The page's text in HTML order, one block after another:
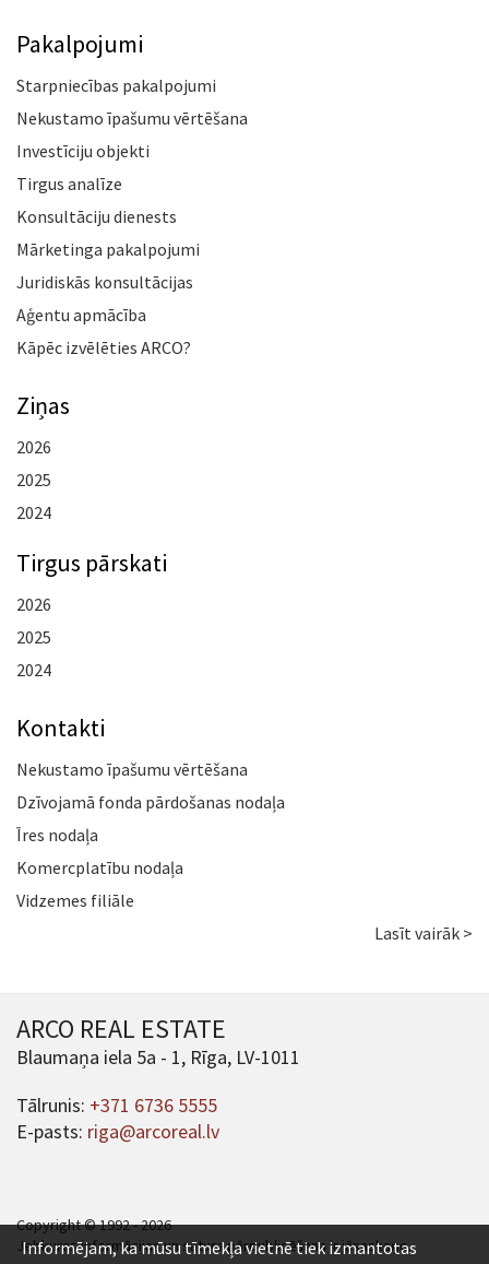
Pakalpojumi
Starpniecības pakalpojumi
Nekustamo īpašumu vērtēšana
Investīciju objekti
Tirgus analīze
Konsultāciju dienests
Mārketinga pakalpojumi
Juridiskās konsultācijas
Aģentu apmācība
Kāpēc izvēlēties ARCO?
Ziņas
2026
2025
2024
Tirgus pārskati
2026
2025
2024
Kontakti
Nekustamo īpašumu vērtēšana
Dzīvojamā fonda pārdošanas nodaļa
Īres nodaļa
Komercplatību nodaļa
Vidzemes filiāle
Lasīt vairāk >
ARCO REAL ESTATE
Blaumaņa iela 5a - 1, Rīga, LV-1011
Tālrunis: +371 6736 5555
E-pasts: riga@arcoreal.lv
Copyright © 1992 - 2026
Jebkuras informācijas un satura pārpublicēšana ir jāsaskaņo.
Informējam, ka mūsu tīmekļa vietnē tiek izmantotas